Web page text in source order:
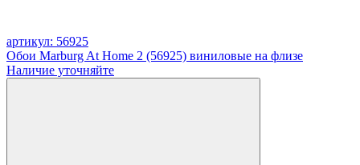
артикул: 56925
Обои Marburg At Home 2 (56925) виниловые на флизе
Наличие уточняйте